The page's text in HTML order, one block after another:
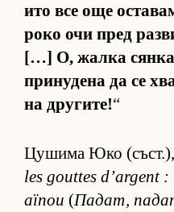
ито все още
роко очи пред
[…] О, жалка сянка
при­ну­дена да се
на дру­ги­те!“
Цу­шима Юко (съст­.),
les gouttes d’argent
aïnou (Па­дат,